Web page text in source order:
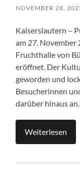
NOVEMBER 28,
Kaiserslautern –
am 27.
Fruchthalle von
eröffnet. Der
geworden und
Besucherinnen
darüber hinaus an.
Weiterlesen